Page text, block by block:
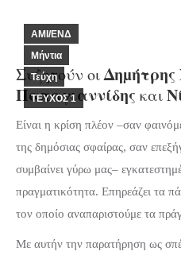
AMI/ΕΝΔ
Μήντια
Τεύχη
ΤΕΥΧΟΣ 1
Συζητούν οι
Παπαγιαννίδης και
Είναι η κρίση πλέον –σαν
της δημόσιας σφαίρας, σαν
συμβαίνει γύρω μας–
πραγματικότητα. Επηρεάζει τα
τον οποίο αναπαριστούμε τα
Με αυτήν την παρατήρηση ως